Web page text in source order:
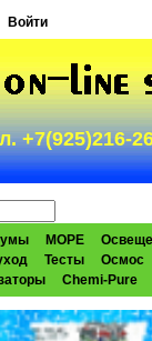
Войти
+7(925)216-
МОРЕ
Тесты
Осмос
Chemi-Pure